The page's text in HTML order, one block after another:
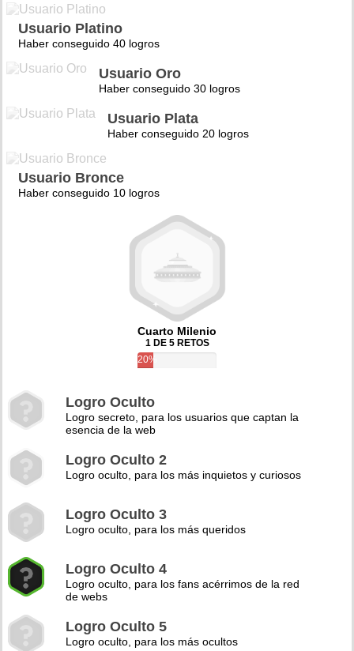
Usuario Platino
Haber conseguido 40 logros
Usuario Oro
Haber conseguido 30 logros
Usuario Plata
Haber conseguido 20 logros
Usuario Bronce
Haber conseguido 10 logros
Cuarto Milenio
1 DE 5 RETOS
20%
Logro Oculto
Logro secreto, para los usuarios que captan la
esencia de la web
Logro Oculto 2
Logro oculto, para los más inquietos y curiosos
Logro Oculto 3
Logro oculto, para los más queridos
Logro Oculto 4
Logro oculto, para los fans acérrimos de la red
de webs
Logro Oculto 5
Logro oculto, para los más ocultos